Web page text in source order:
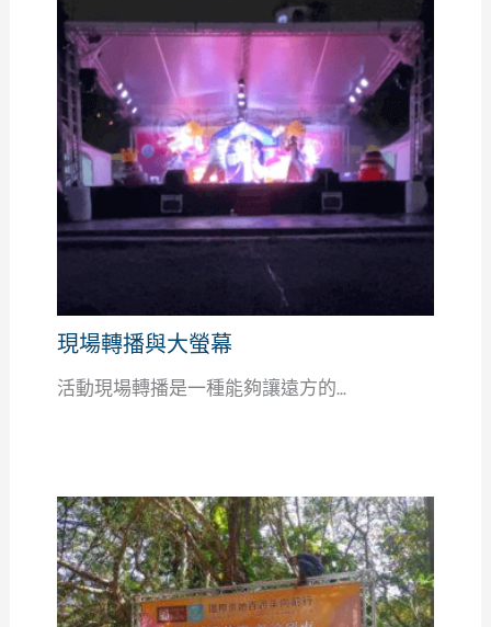
現場轉播與大螢幕
活動現場轉播是一種能夠讓遠方的...